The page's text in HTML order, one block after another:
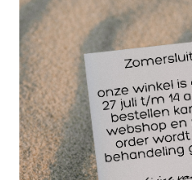
Pedicure frezenborstel
frezen. Telkens als het
duwt u het platte schuifje
voorkant recht afknippen
gebruiken. Met nylon
reiniging van